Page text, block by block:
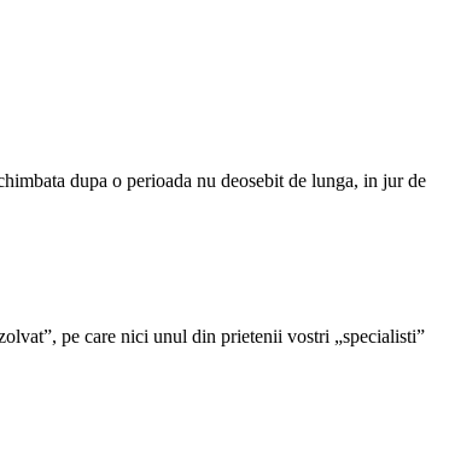
dupa o perioada nu deosebit de lunga, in jur de
pe care nici unul din prietenii vostri „specialisti”